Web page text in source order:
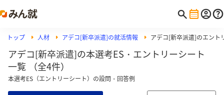
トップ 人材 アデコ[新卒派遣]の就活情報 アデコ[新卒派遣]のエント
アデコ[新卒派遣]の本選考ES・エントリーシート
一覧 （全4件）
本選考ES（エントリーシート）の設問・回答例